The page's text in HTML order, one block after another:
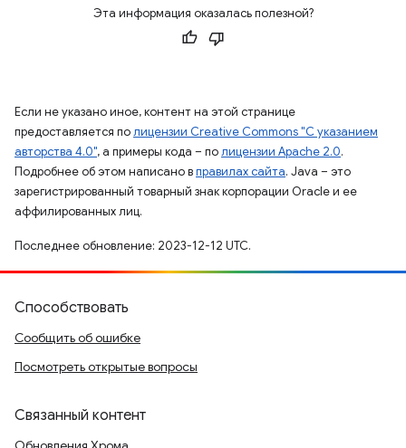
Эта информация оказалась полезной?
Если не указано иное, контент на этой странице
предоставляется полицензии Creative Commons "С указанием
авторства 4.0", а примеры кода – полицензии Apache 2.0.
Подробнее об этом написано вправилах сайта. Java – это
зарегистрированный товарный знак корпорации Oracle и ее
аффилированных лиц.
Последнее обновление: 2023-12-12 UTC.
Способствовать
Сообщить об ошибке
Посмотреть открытые вопросы
Связанный контент